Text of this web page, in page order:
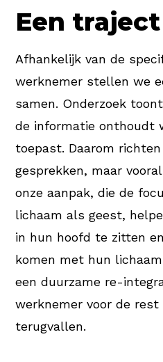
Een
Afhankelijk van de
werknemer stellen we
samen. Onderzoek
de informatie onthoudt
toepast. Daarom
gesprekken, maar
onze aanpak, die de
lichaam als geest,
in hun hoofd te zitten
komen met hun
een duurzame re-
werknemer voor de rest
terugvallen.